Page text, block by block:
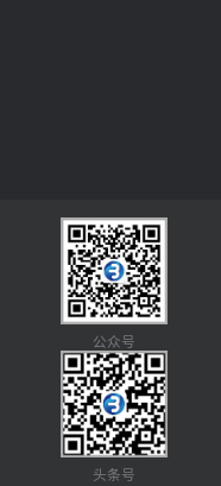
公众号
头条号